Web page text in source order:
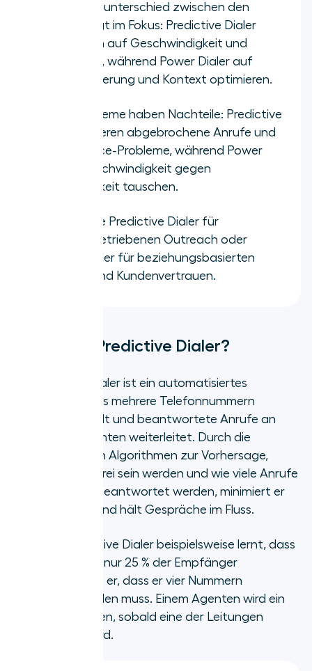
Der Hauptunterschied zwischen den
beiden liegt im Fokus: Predictive Dialer
optimieren auf Geschwindigkeit und
Skalierung, während Power Dialer auf
Personalisierung und Kontext optimieren.
Beide Systeme haben Nachteile: Predictive
Dialer riskieren abgebrochene Anrufe und
Compliance-Probleme, während Power
Dialer Geschwindigkeit gegen
Skalierbarkeit tauschen.
Wählen Sie Predictive Dialer für
volumengetriebenen Outreach oder
Power Dialer für beziehungsbasierten
Vertrieb und Kundenvertrauen.
Was ist ein Predictive Dialer?
Ein Predictive Dialer ist ein automatisiertes
Anrufsystem, das mehrere Telefonnummern
gleichzeitig wählt und beantwortete Anrufe an
verfügbare Agenten weiterleitet. Durch die
Verwendung von Algorithmen zur Vorhersage,
wann Agenten frei sein werden und wie viele Anrufe
wahrscheinlich beantwortet werden, minimiert er
Leerlaufzeiten und hält Gespräche im Fluss.
Wenn Ihr Predictive Dialer beispielsweise lernt, dass
durchschnittlich nur 25 % der Empfänger
abnehmen, weiß er, dass er vier Nummern
gleichzeitig wählen muss. Einem Agenten wird ein
Anruf zugewiesen, sobald eine der Leitungen
beantwortet wird.